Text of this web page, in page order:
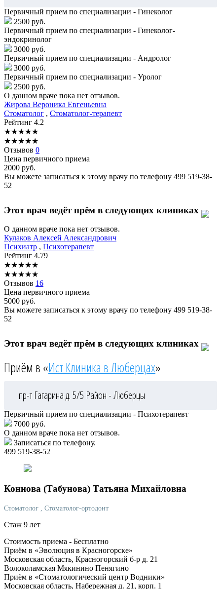
Первичный прием по специализации - Гинеколог
2500 руб.
Первичный прием по специализации - Гинеколог-
эндокринолог
3000 руб.
Первичный прием по специализации - Андролог
3000 руб.
Первичный прием по специализации - Уролог
2500 руб.
О данном враче пока нет отзывов.
Жирова Вероника Евгеньевна
Стоматолог , Стоматолог-терапевт
Рейтинг 4.2
★★★★★
★★★★★
Отзывов 0
Цена первичного приема
2000 руб.
Вы можете записаться к этому врачу по телефону 499 519-38-
52
Этот врач ведёт прём в следующих клиниках
О данном враче пока нет отзывов.
Кулаков Алексей Александрович
Психиатр , Психотерапевт
Рейтинг 4.79
★★★★★
★★★★★
Отзывов 16
Цена первичного приема
5000 руб.
Вы можете записаться к этому врачу по телефону 499 519-38-
52
Этот врач ведёт прём в следующих клиниках
Приём в «Ист Клиника в Люберцах»
пр-т Гагарина д. 5/5 Район - Люберцы
Первичный прием по специализации - Психотерапевт
7000 руб.
О данном враче пока нет отзывов.
Записаться по телефону.
499 519-38-52
Коннова (Табунова) Татьяна Михайловна
Стоматолог , Стоматолог-ортодонт
Стаж 9 лет
Стоимость приема - Бесплатно
Приём в «Эволюция в Красногорске»
Московская область, Красногорский б-р д. 21
Волоколамская Мякинино Пенягино
Приём в «Стоматологический центр Водники»
Московская область, Набережная д. 21, корп. 1